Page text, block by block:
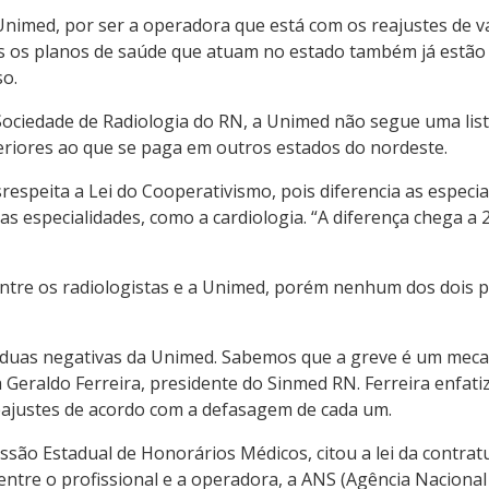
por ser a operadora que está com os reajustes de
planos de saúde que atuam no estado também já
de Radiologia do RN, a Unimed não segue uma
ao que se paga em outros estados do nordeste.
a Lei do Cooperativismo, pois diferencia as
como a cardiologia. “A diferença chega a
os radiologistas e a Unimed, porém nenhum dos dois
negativas da Unimed. Sabemos que a greve é um
Ferreira, presidente do Sinmed RN. Ferreira
de acordo com a defasagem de cada um.
Estadual de Honorários Médicos, citou a lei da
o profissional e a operadora, a ANS (Agência